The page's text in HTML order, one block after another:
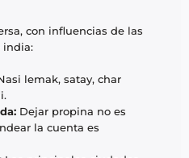
con influencias de las
india:
lemak, satay, char
Dejar propina no es
la cuenta es